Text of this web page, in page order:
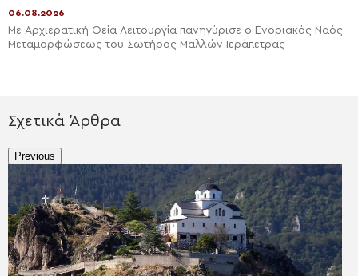
06.08.2026
Με Αρχιερατική Θεία Λειτουργία πανηγύρισε ο Ενοριακός Ναός
Μεταμορφώσεως του Σωτήρος Μαλλών Ιεράπετρας
Σχετικά Άρθρα
Previous